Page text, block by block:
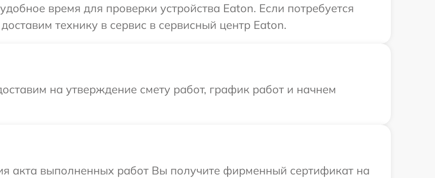
время для проверки устройства Eaton. Если потребуется
технику в сервис в сервисный центр Eaton.
на утверждение смету работ, график работ и начнем
акта выполненных работ Вы получите фирменный сертификат на